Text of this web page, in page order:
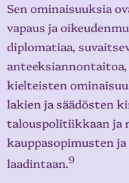
Sen ominaisuuksia
vapaus ja
diplomatiaa,
kielteisten
lakien ja säädösten
talouspolitiikkaan ja
kauppasopimusten
laadintaan.9